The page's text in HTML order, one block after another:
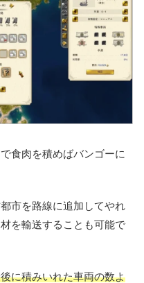
食肉を積めばバンゴーに
市を路線に追加してやれ
を輸送することも可能で
に積みいれた車両の数よ